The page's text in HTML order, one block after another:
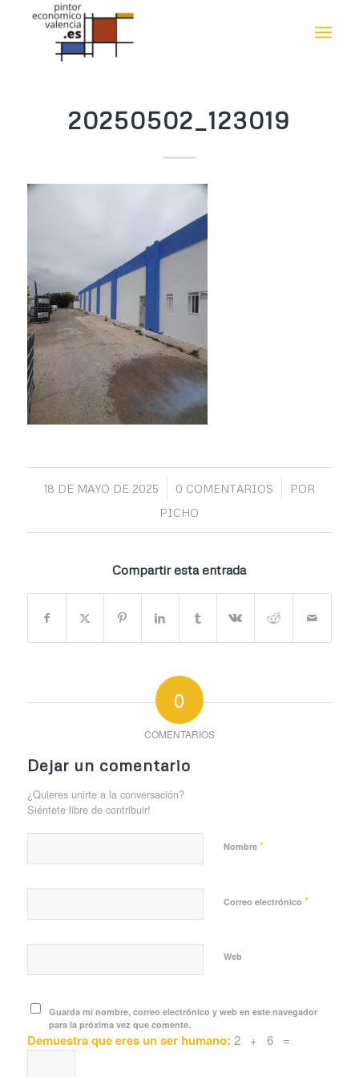
20250502_123019
18 DE MAYO DE 2025
/ 0 COMENTARIOS
/
POR
PICHO
Compartir esta entrada
0
COMENTARIOS
Dejar un comentario
¿Quieres unirte a la conversación?
Siéntete libre de contribuir!
Nombre *
Correo electrónico *
Web
Guarda mi nombre, correo electrónico y web en este navegador
para la próxima vez que comente.
Demuestra que eres un ser humano: 2 + 6 =